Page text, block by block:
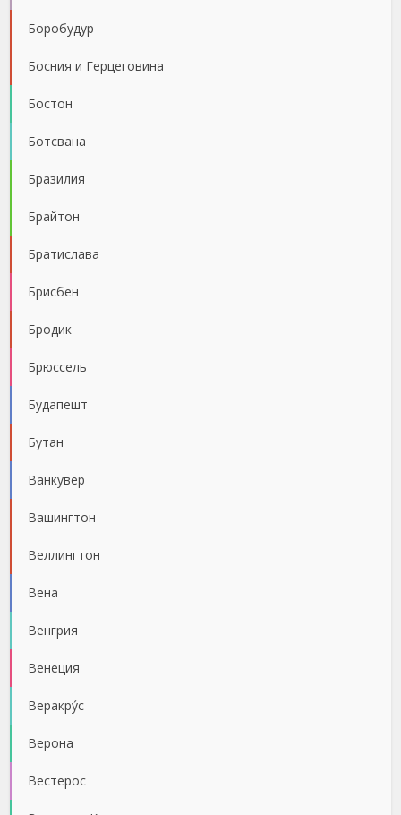
Боробудур
Босния и Герцеговина
Бостон
Ботсвана
Бразилия
Брайтон
Братислава
Брисбен
Бродик
Брюссель
Будапешт
Бутан
Ванкувер
Вашингтон
Веллингтон
Вена
Венгрия
Венеция
Веракру́с
Верона
Вестерос